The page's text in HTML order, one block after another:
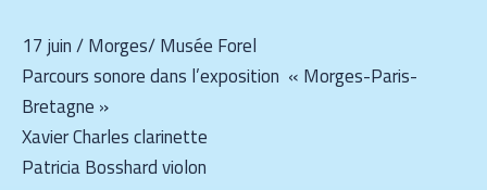
17 juin / Morges/ Musée Forel
Parcours sonore dans l’exposition « Morges-Paris-
Bretagne »
Xavier Charles clarinette
Patricia Bosshard violon